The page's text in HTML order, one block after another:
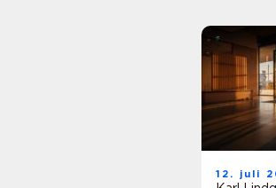
12. juli